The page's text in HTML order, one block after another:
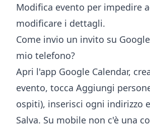
Modifica evento per impedire
modificare i dettagli.
Come invio un invito su
mio telefono?
Apri l'app Google Calendar,
evento, tocca Aggiungi
ospiti), inserisci ogni indirizzo
Salva. Su mobile non c'è una